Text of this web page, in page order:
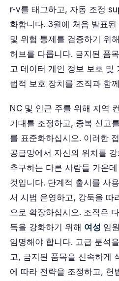
r-v를 태그하고, 자동 조정
화합니다. 3월에 처음 발표
및 위험 통제를 검증하기 위
허브를 다룹니다. 금지된 품
고 데이터 개인 정보 보호 및
법적 보호 장치를 조직과 함
NC 및 인근 주를 위해 지역
기대를 조정하고, 중복 신고
를 표준화하십시오. 이러한
공급망에서 자신의 위치를
추구하는 다른 사람들 가운
것입니다. 단계적 출시를 사
서 시범 운영하고, 강둑을 따
으로 확장하십시오. 조직은
독을 강화하기 위해 여성 임
임명해야 합니다. 고급 분석
고, 금지된 품목을 신속하게
에 따라 전략을 조정하고, 헌